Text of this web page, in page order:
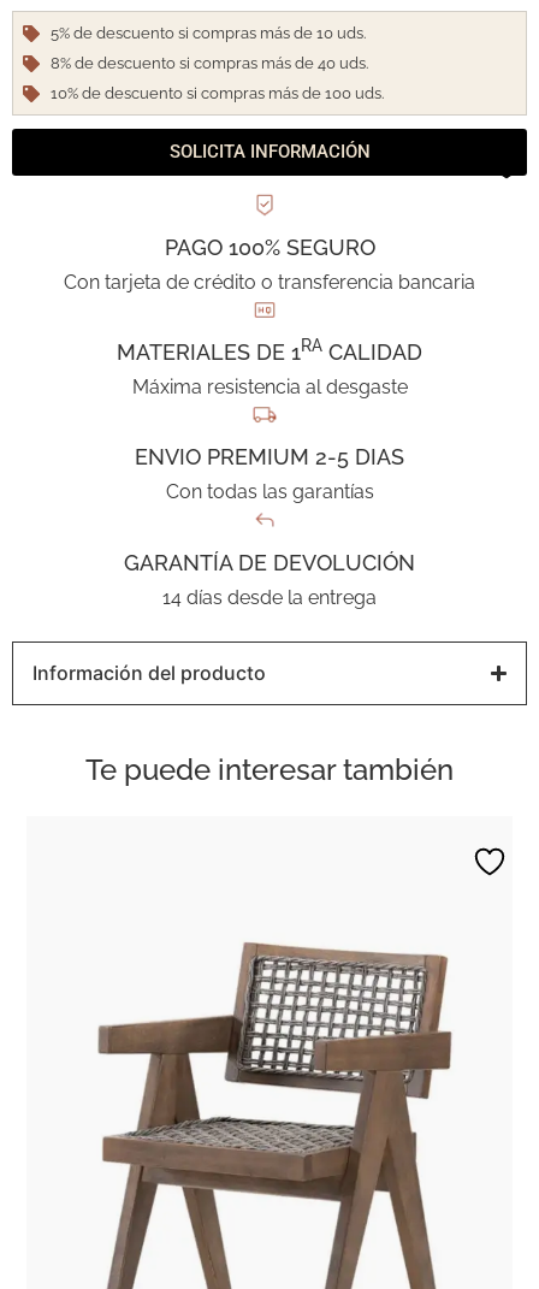
5% de descuento si compras más de 10 uds.
8% de descuento si compras más de 40 uds.
10% de descuento si compras más de 100 uds.
SOLICITA INFORMACIÓN
PAGO 100% SEGURO
Con tarjeta de crédito o transferencia bancaria
MATERIALES DE 1RA CALIDAD
Máxima resistencia al desgaste
ENVIO PREMIUM 2-5 DIAS
Con todas las garantías
GARANTÍA DE DEVOLUCIÓN
14 días desde la entrega
Información del producto
Te puede interesar también